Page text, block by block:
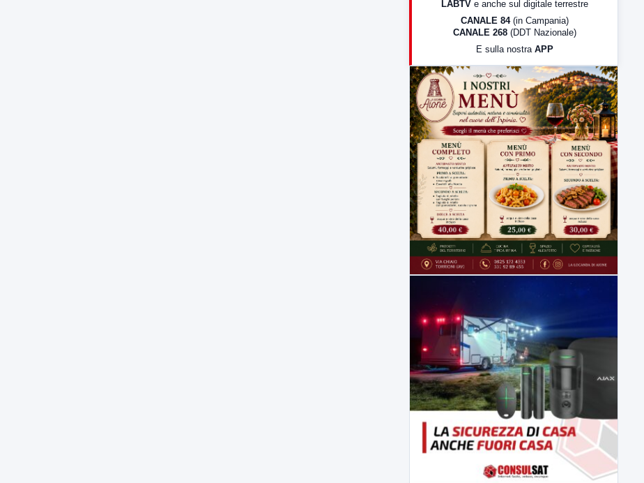
LabNews (Diretta)
23:00 LabNews (replica)
LABTV e anche sul digitale terrestre
CANALE 84 (in Campania)
CANALE 268 (DDT Nazionale)
E sulla nostra APP